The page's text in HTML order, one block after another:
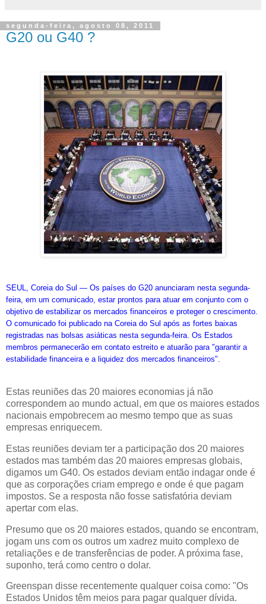
segunda-feira, agosto 08, 2011
G20 ou G40 ?
SEUL, Coreia do Sul — Os países do G20 anunciaram nesta segunda-
feira, em um comunicado, estar prontos para atuar em conjunto com o
objetivo de estabilizar os mercados financeiros e proteger o crescimento.
O comunicado foi publicado na Coreia do Sul após as fortes baixas
registradas nas bolsas asiáticas nesta segunda-feira. Os Estados
membros permanecerão em contato estreito e atuarão para "garantir a
estabilidade financeira e a liquidez dos mercados financeiros".
Estas reuniões das 20 maiores economias já não
correspondem ao mundo actual, em que os maiores estados
nacionais empobrecem ao mesmo tempo que as suas
empresas enriquecem.
Estas reuniões deviam ter a participação dos 20 maiores
estados mas também das 20 maiores empresas globais,
digamos um G40. Os estados deviam então indagar onde é
que as corporações criam emprego e onde é que pagam
impostos. Se a resposta não fosse satisfatória deviam
apertar com elas.
Presumo que os 20 maiores estados, quando se encontram,
jogam uns com os outros um xadrez muito complexo de
retaliações e de transferências de poder. A próxima fase,
suponho, terá como centro o dolar.
Greenspan disse recentemente qualquer coisa como: "Os
Estados Unidos têm meios para pagar qualquer dívida.